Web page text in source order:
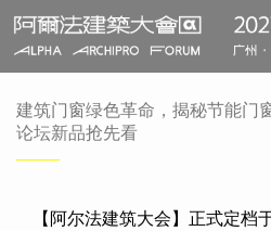
建筑门窗绿色革命，揭秘节能门
论坛新品抢先看
【阿尔法建筑大会】正式定档